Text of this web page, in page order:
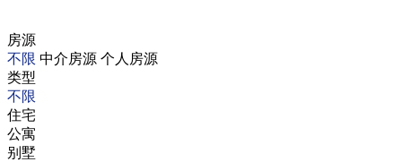
房源
不限 中介房源 个人房源
类型
不限
住宅
公寓
别墅